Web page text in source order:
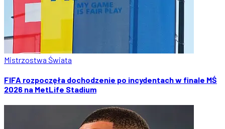
Mistrzostwa Świata
FIFA rozpoczęła dochodzenie po incydentach w finale MŚ
2026 na MetLife Stadium